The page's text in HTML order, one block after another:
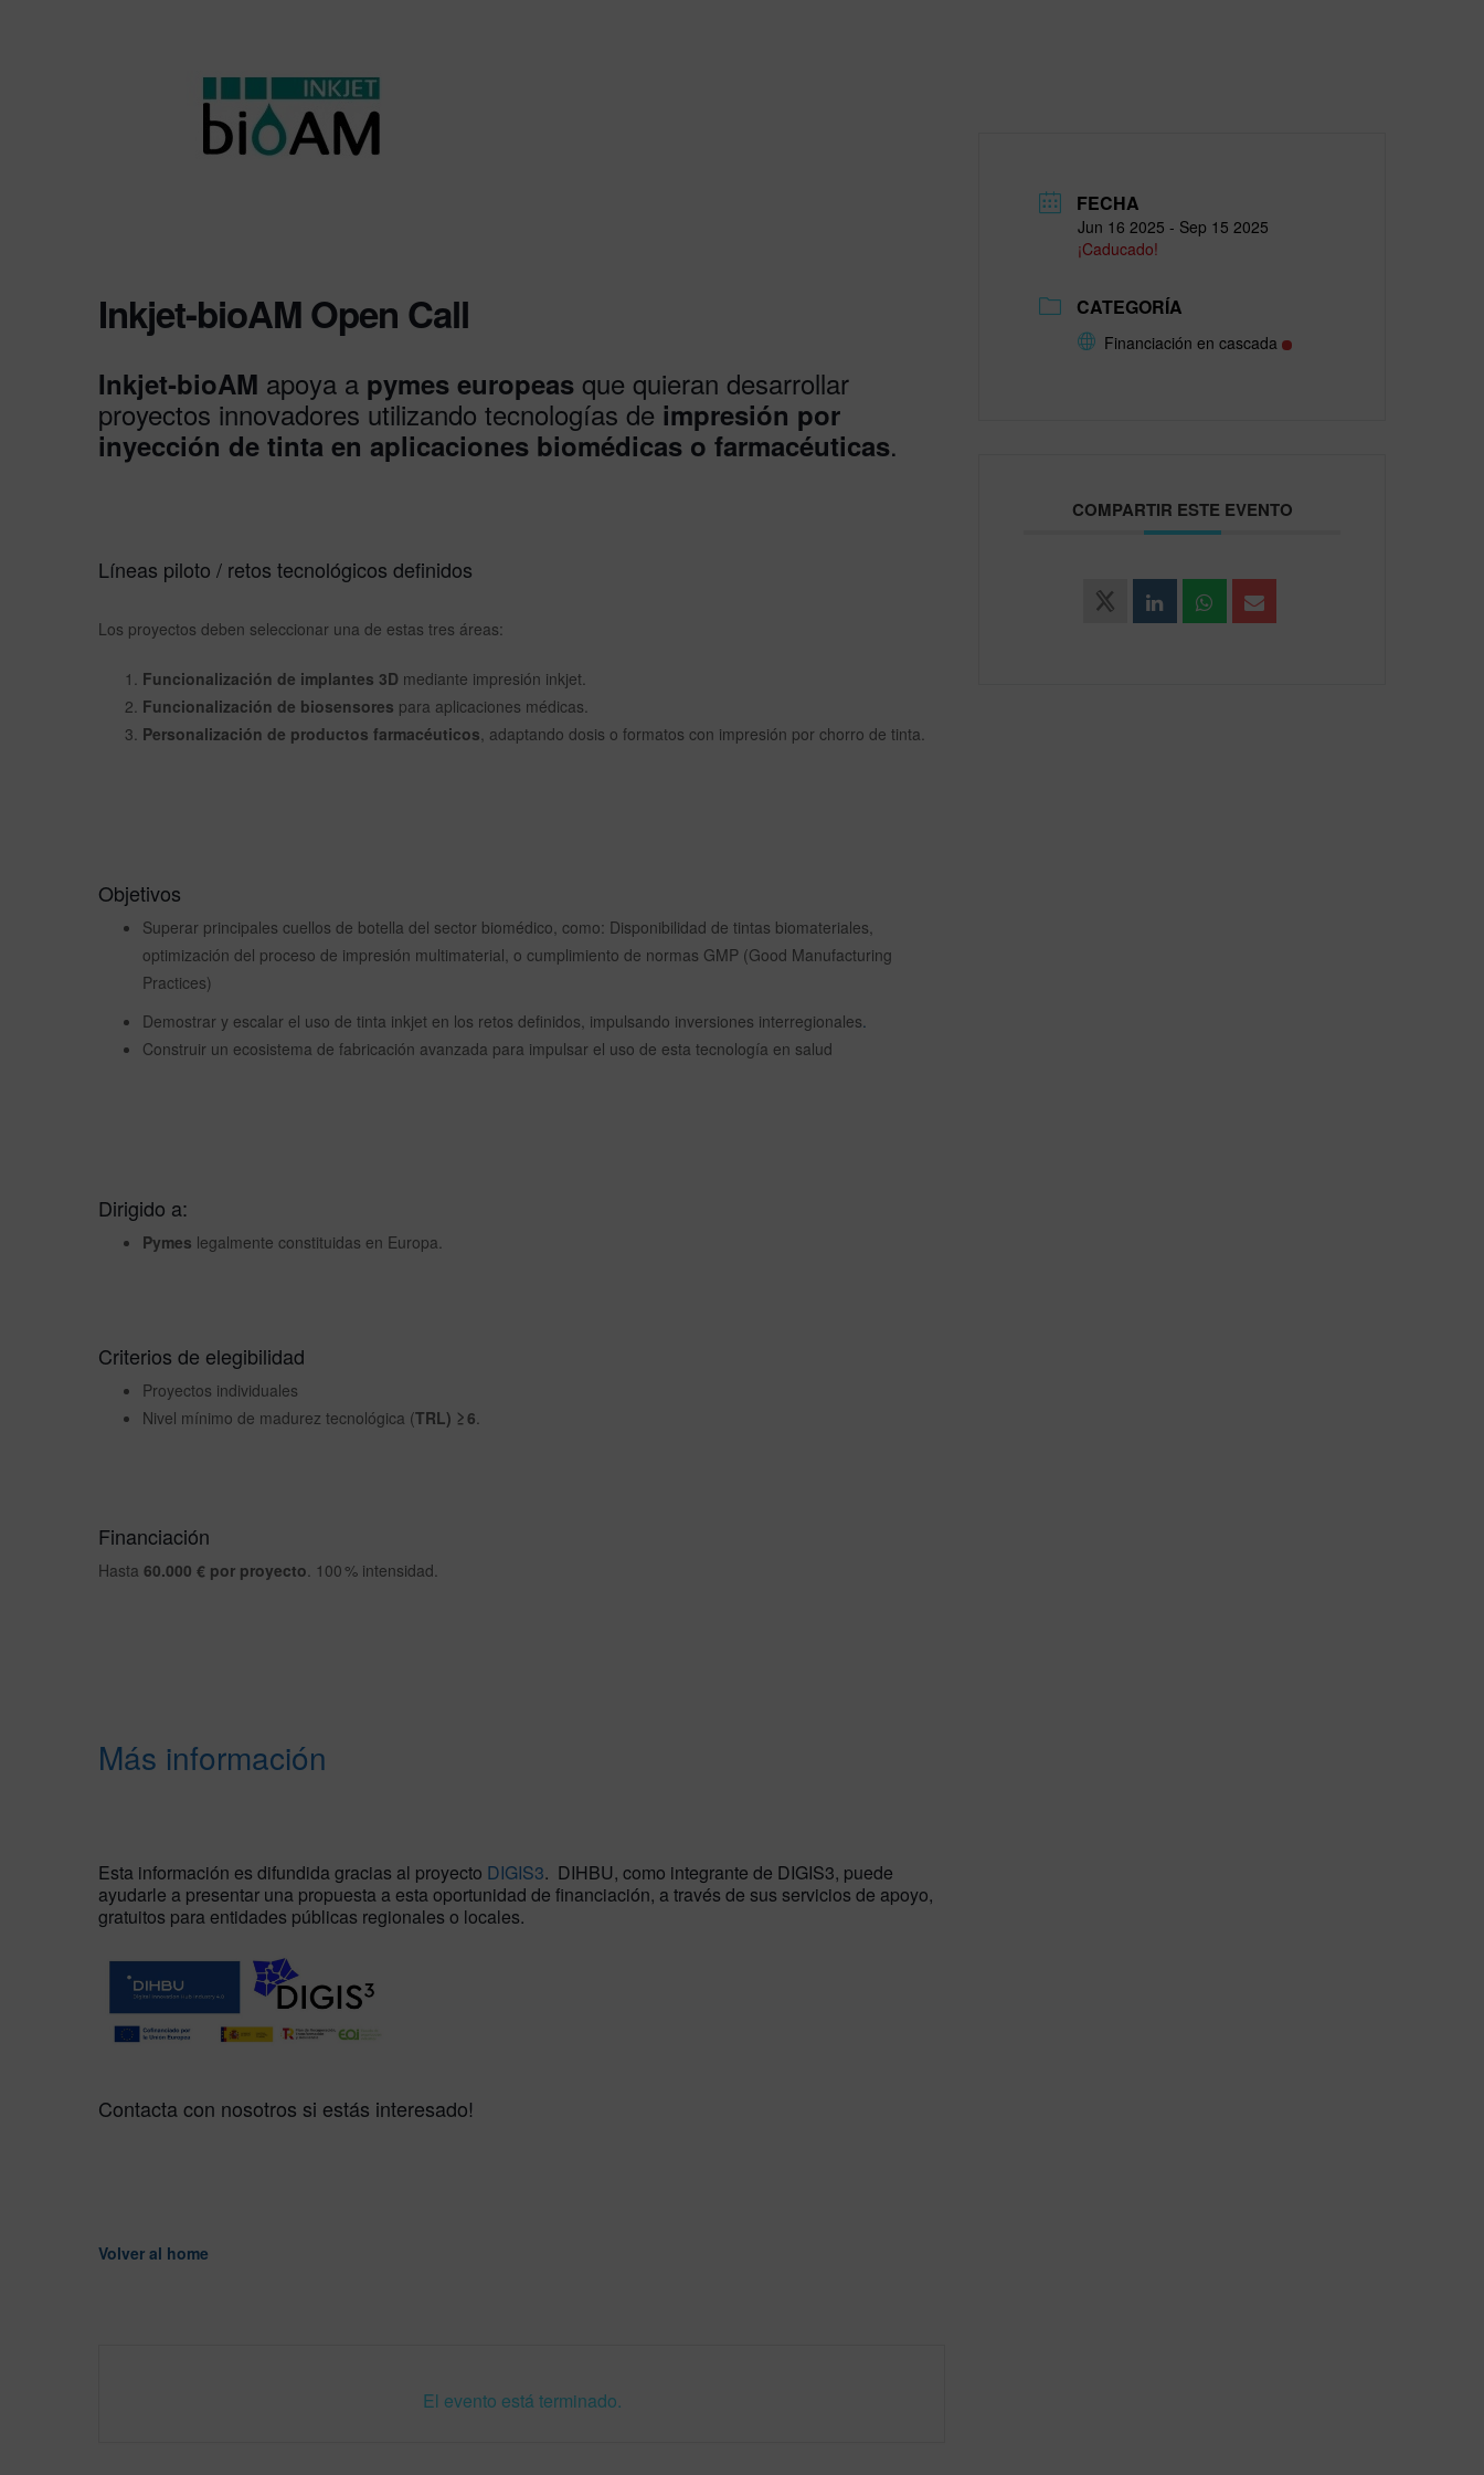
Inkjet-bioAM Open Call
Inkjet‑bioAM apoya a pymes europeas que quieran desarrollar
proyectos innovadores utilizando tecnologías de impresión por
inyección de tinta en aplicaciones biomédicas o farmacéuticas.
Líneas piloto / retos tecnológicos definidos
Los proyectos deben seleccionar una de estas tres áreas:
Funcionalización de implantes 3D mediante impresión inkjet.
Funcionalización de biosensores para aplicaciones médicas.
Personalización de productos farmacéuticos, adaptando dosis o formatos con impresión por chorro de tinta.
Objetivos
Superar principales cuellos de botella del sector biomédico, como: Disponibilidad de tintas biomateriales,
optimización del proceso de impresión multimaterial, o cumplimiento de normas GMP (Good Manufacturing
Practices)
Demostrar y escalar el uso de tinta inkjet en los retos definidos, impulsando inversiones interregionales.
Construir un ecosistema de fabricación avanzada para impulsar el uso de esta tecnología en salud
Dirigido a:
Pymes legalmente constituidas en Europa.
Criterios de elegibilidad
Proyectos individuales
Nivel mínimo de madurez tecnológica (TRL) ≥ 6.
Financiación
Hasta 60.000 € por proyecto. 100 % intensidad.
Más información
Esta información es difundida gracias al proyecto DIGIS3. DIHBU, como integrante de DIGIS3, puede
ayudarle a presentar una propuesta a esta oportunidad de financiación, a través de sus servicios de apoyo,
gratuitos para entidades públicas regionales o locales.
Contacta con nosotros si estás interesado!
Volver al home
El evento está terminado.
FECHA
Jun 16 2025 - Sep 15 2025
¡Caducado!
CATEGORÍA
Financiación en cascada
COMPARTIR ESTE EVENTO